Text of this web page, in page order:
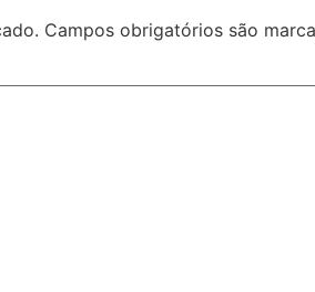
Campos obrigatórios são